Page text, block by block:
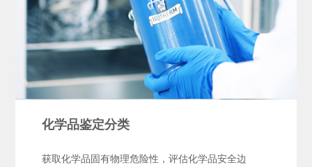
化学品鉴定分类
获取化学品固有物理危险性，评估化学品安全边